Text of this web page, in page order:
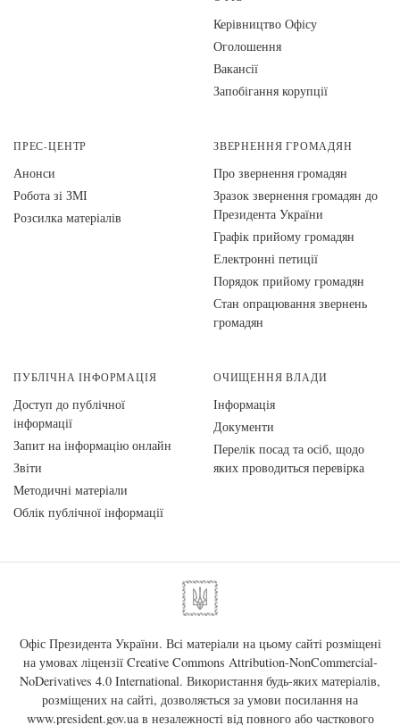
Керівництво Офісу
Оголошення
Вакансії
Запобігання корупції
ПРЕС-ЦЕНТР
Анонси
Робота зі ЗМІ
Розсилка матеріалів
ЗВЕРНЕННЯ ГРОМАДЯН
Про звернення громадян
Зразок звернення громадян до
Президента України
Графік прийому громадян
Електронні петиції
Порядок прийому громадян
Стан опрацювання звернень
громадян
ПУБЛІЧНА ІНФОРМАЦІЯ
Доступ до публічної
інформації
Запит на інформацію онлайн
Звіти
Методичні матеріали
Облік публічної інформації
ОЧИЩЕННЯ ВЛАДИ
Інформація
Документи
Перелік посад та осіб, щодо
яких проводиться перевірка
Офіс Президента України. Всі матеріали на цьому сайті розміщені
на умовах ліцензії Creative Commons Attribution-NonCommercial-
NoDerivatives 4.0 International. Використання будь-яких матеріалів,
розміщених на сайті, дозволяється за умови посилання на
www.president.gov.uaв незалежності від повного або часткового